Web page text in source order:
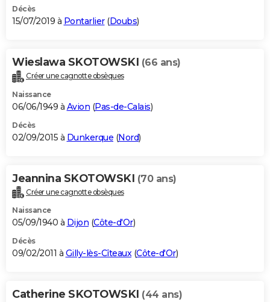
Décès
15/07/2019 à Pontarlier(Doubs)
Wieslawa SKOTOWSKI (66 ans)
Créer une cagnotte obsèques
Naissance
06/06/1949 à Avion (Pas-de-Calais)
Décès
02/09/2015 à Dunkerque (Nord)
Jeannina SKOTOWSKI (70 ans)
Créer une cagnotte obsèques
Naissance
05/09/1940 à Dijon (Côte-d'Or)
Décès
09/02/2011 à Gilly-lès-Cîteaux(Côte-d'Or)
Catherine SKOTOWSKI (44 ans)